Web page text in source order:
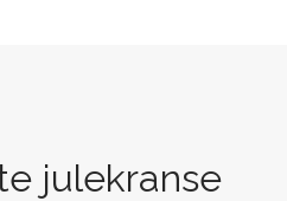
julekranse